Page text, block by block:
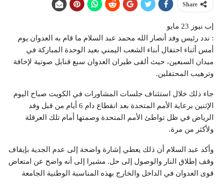
Share
إب نيوز 23 مايو
: ندد رئيس وفد أنصار الله محمد عبد السلام ما قام به العدوان يوم
أمس أثناء احتفال أبناء الشعب اليمني بعيد الوحدة المباركة في
ميدان السبعين، حيث ألقى طيران العدوان سبع قنابل صوتية لإخافة
وترهيب المحتفلين.
جاء ذلك خلال استئناف جلسات المشاورات في الكويت صباح اليوم
الإثنين برعاية الأمم المتحدة بعد انقطاع دام 6 أيام من قبل وفد
الرياض في ظل تواطئ الأمم المتحدة وصمتها أمام تلك العرقلة
ولأكثر من مرة.
وأكد عبد السلام أن ذلك يعطي إشارة واضحة إلى عدم الجدية بإيقاف
وقف إطلاق النار والوصول إلى حل. مشيرا إلى أنه واضح عن امتعاض
قوى العدوان في الداخل والخارج بهذه المناسبة الوطنية الجامعة